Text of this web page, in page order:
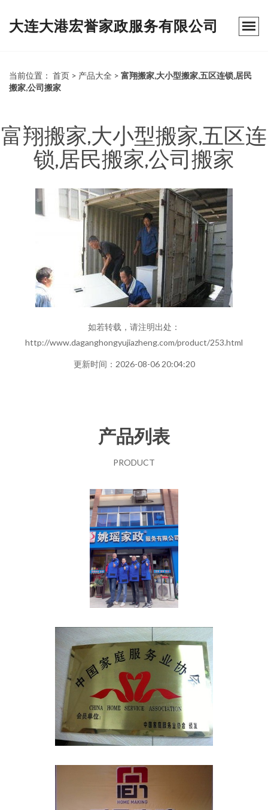
大连大港宏誉家政服务有限公司
当前位置： 首页 > 产品大全 > 富翔搬家,大小型搬家,五区连锁,居民
搬家,公司搬家
富翔搬家,大小型搬家,五区连
锁,居民搬家,公司搬家
如若转载，请注明出处：
http://www.daganghongyujiazheng.com/product/253.html
更新时间：2026-08-06 20:04:20
产品列表
PRODUCT